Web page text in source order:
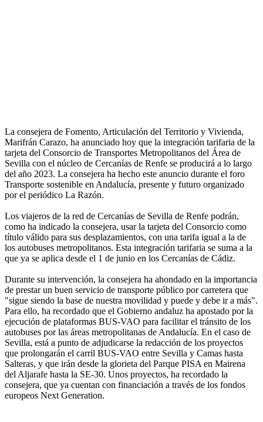
La consejera de Fomento, Articulación del Territorio y Vivienda,
Marifrán Carazo, ha anunciado hoy que la integración tarifaria de la
tarjeta del Consorcio de Transportes Metropolitanos del Área de
Sevilla con el núcleo de Cercanías de Renfe se producirá a lo largo
del año 2023. La consejera ha hecho este anuncio durante el foro
Transporte sostenible en Andalucía, presente y futuro organizado
por el periódico La Razón.
Los viajeros de la red de Cercanías de Sevilla de Renfe podrán,
como ha indicado la consejera, usar la tarjeta del Consorcio como
título válido para sus desplazamientos, con una tarifa igual a la de
los autobuses metropolitanos. Esta integración tarifaria se suma a la
que ya se aplica desde el 1 de junio en los Cercanías de Cádiz.
Durante su intervención, la consejera ha ahondado en la importancia
de prestar un buen servicio de transporte público por carretera que
"sigue siendo la base de nuestra movilidad y puede y debe ir a más".
Para ello, ha recordado que el Gobierno andaluz ha apostado por la
ejecución de plataformas BUS-VAO para facilitar el tránsito de los
autobuses por las áreas metropolitanas de Andalucía. En el caso de
Sevilla, está a punto de adjudicarse la redacción de los proyectos
que prolongarán el carril BUS-VAO entre Sevilla y Camas hasta
Salteras, y que irán desde la glorieta del Parque PISA en Mairena
del Aljarafe hasta la SE-30. Unos proyectos, ha recordado la
consejera, que ya cuentan con financiación a través de los fondos
europeos Next Generation.